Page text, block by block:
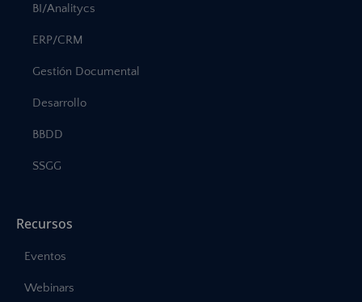
BI/Analitycs
ERP/CRM
Gestión Documental
Desarrollo
BBDD
SSGG
Recursos
Eventos
Webinars